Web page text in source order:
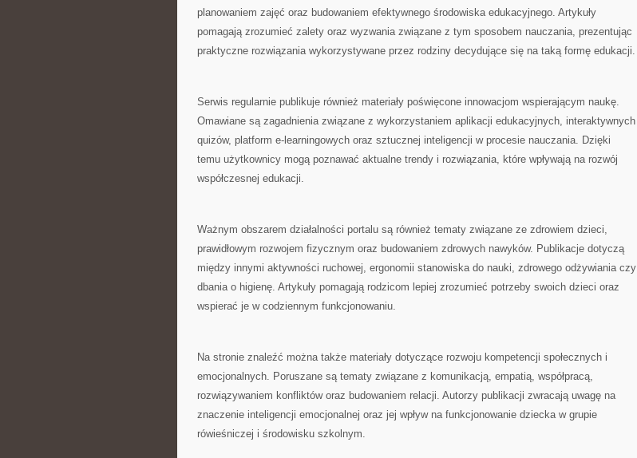
planowaniem zajęć oraz budowaniem efektywnego środowiska edukacyjnego. Artykuły
pomagają zrozumieć zalety oraz wyzwania związane z tym sposobem nauczania, prezentując
praktyczne rozwiązania wykorzystywane przez rodziny decydujące się na taką formę edukacji.
Serwis regularnie publikuje również materiały poświęcone innowacjom wspierającym naukę.
Omawiane są zagadnienia związane z wykorzystaniem aplikacji edukacyjnych, interaktywnych
quizów, platform e-learningowych oraz sztucznej inteligencji w procesie nauczania. Dzięki
temu użytkownicy mogą poznawać aktualne trendy i rozwiązania, które wpływają na rozwój
współczesnej edukacji.
Ważnym obszarem działalności portalu są również tematy związane ze zdrowiem dzieci,
prawidłowym rozwojem fizycznym oraz budowaniem zdrowych nawyków. Publikacje dotyczą
między innymi aktywności ruchowej, ergonomii stanowiska do nauki, zdrowego odżywiania czy
dbania o higienę. Artykuły pomagają rodzicom lepiej zrozumieć potrzeby swoich dzieci oraz
wspierać je w codziennym funkcjonowaniu.
Na stronie znaleźć można także materiały dotyczące rozwoju kompetencji społecznych i
emocjonalnych. Poruszane są tematy związane z komunikacją, empatią, współpracą,
rozwiązywaniem konfliktów oraz budowaniem relacji. Autorzy publikacji zwracają uwagę na
znaczenie inteligencji emocjonalnej oraz jej wpływ na funkcjonowanie dziecka w grupie
rówieśniczej i środowisku szkolnym.